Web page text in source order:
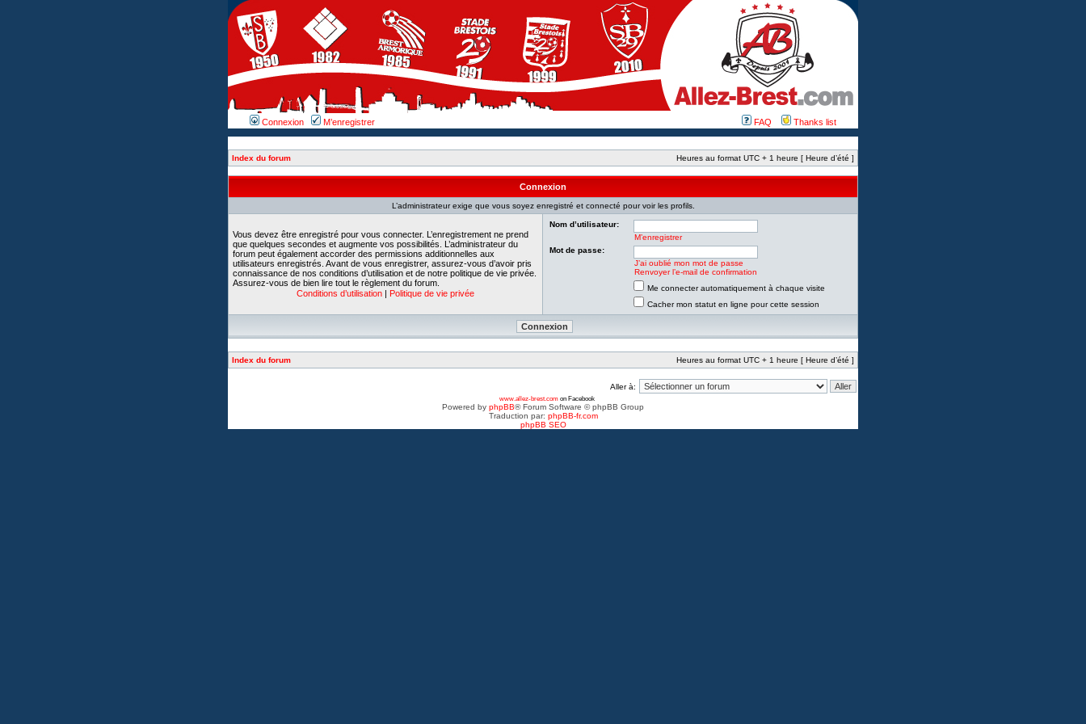
Connexion M’enregistrer FAQ Thanks list
Index du forum Heures au format UTC + 1 heure [ Heure d’été ]
Connexion
L’administrateur exige que vous soyez enregistré et connecté pour voir les profils.
Vous devez être enregistré pour vous connecter. L’enregistrement ne prend
que quelques secondes et augmente vos possibilités. L’administrateur du
forum peut également accorder des permissions additionnelles aux
utilisateurs enregistrés. Avant de vous enregistrer, assurez-vous d’avoir pris
connaissance de nos conditions d’utilisation et de notre politique de vie privée.
Assurez-vous de bien lire tout le règlement du forum.
Conditions d’utilisation | Politique de vie privée
Nom d’utilisateur:
M’enregistrer
Mot de passe:
J’ai oublié mon mot de passe
Renvoyer l’e-mail de confirmation
Me connecter automatiquement à chaque visite
Cacher mon statut en ligne pour cette session
Index du forum Heures au format UTC + 1 heure [ Heure d’été ]
Aller à:
www.allez-brest.com on Facebook
Powered by phpBB® Forum Software © phpBB Group
Traduction par: phpBB-fr.com
phpBB SEO